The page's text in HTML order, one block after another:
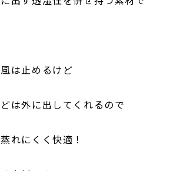
は止めるけど
は外に出してくれるので
れにくく快適！